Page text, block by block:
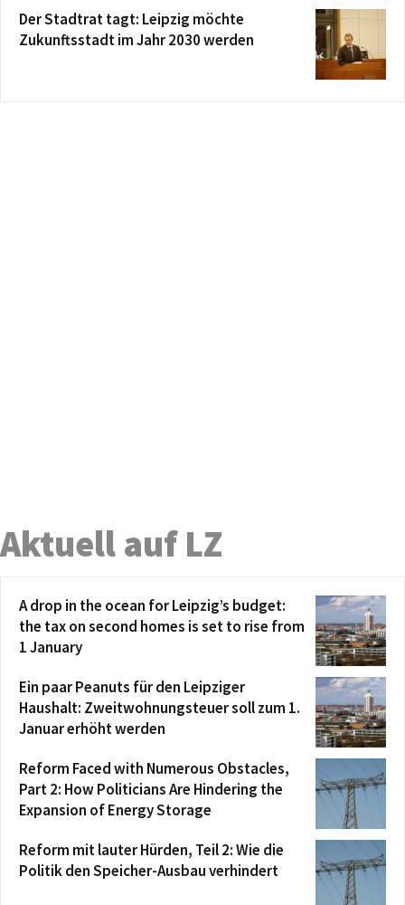
Der Stadtrat tagt: Leipzig möchte
Zukunftsstadt im Jahr 2030 werden
Aktuell auf LZ
A drop in the ocean for Leipzig’s budget:
the tax on second homes is set to rise from
1 January
Ein paar Peanuts für den Leipziger
Haushalt: Zweitwohnungsteuer soll zum 1.
Januar erhöht werden
Reform Faced with Numerous Obstacles,
Part 2: How Politicians Are Hindering the
Expansion of Energy Storage
Reform mit lauter Hürden, Teil 2: Wie die
Politik den Speicher-Ausbau verhindert